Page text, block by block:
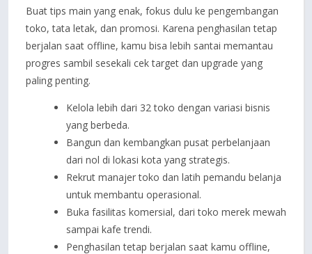
Buat tips main yang enak, fokus dulu ke pengembangan
toko, tata letak, dan promosi. Karena penghasilan tetap
berjalan saat offline, kamu bisa lebih santai memantau
progres sambil sesekali cek target dan upgrade yang
paling penting.
Kelola lebih dari 32 toko dengan variasi bisnis
yang berbeda.
Bangun dan kembangkan pusat perbelanjaan
dari nol di lokasi kota yang strategis.
Rekrut manajer toko dan latih pemandu belanja
untuk membantu operasional.
Buka fasilitas komersial, dari toko merek mewah
sampai kafe trendi.
Penghasilan tetap berjalan saat kamu offline,